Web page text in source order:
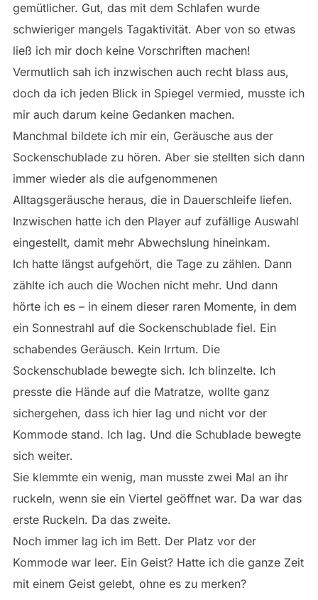
gemütlicher. Gut, das mit dem Schlafen wurde
schwieriger mangels Tagaktivität. Aber von so etwas
ließ ich mir doch keine Vorschriften machen!
Vermutlich sah ich inzwischen auch recht blass aus,
doch da ich jeden Blick in Spiegel vermied, musste ich
mir auch darum keine Gedanken machen.
Manchmal bildete ich mir ein, Geräusche aus der
Sockenschublade zu hören. Aber sie stellten sich dann
immer wieder als die aufgenommenen
Alltagsgeräusche heraus, die in Dauerschleife liefen.
Inzwischen hatte ich den Player auf zufällige Auswahl
eingestellt, damit mehr Abwechslung hineinkam.
Ich hatte längst aufgehört, die Tage zu zählen. Dann
zählte ich auch die Wochen nicht mehr. Und dann
hörte ich es – in einem dieser raren Momente, in dem
ein Sonnestrahl auf die Sockenschublade fiel. Ein
schabendes Geräusch. Kein Irrtum. Die
Sockenschublade bewegte sich. Ich blinzelte. Ich
presste die Hände auf die Matratze, wollte ganz
sichergehen, dass ich hier lag und nicht vor der
Kommode stand. Ich lag. Und die Schublade bewegte
sich weiter.
Sie klemmte ein wenig, man musste zwei Mal an ihr
ruckeln, wenn sie ein Viertel geöffnet war. Da war das
erste Ruckeln. Da das zweite.
Noch immer lag ich im Bett. Der Platz vor der
Kommode war leer. Ein Geist? Hatte ich die ganze Zeit
mit einem Geist gelebt, ohne es zu merken?